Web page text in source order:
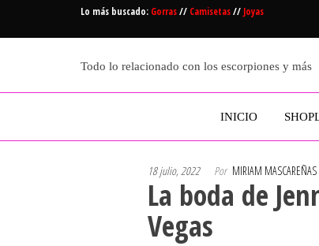
Lo más buscado: Gorras// Camisetas// Joyas
Todo lo relacionado con los escorpiones y más
INICIO
18 julio, 2022 Por MIRIAM MASCAREÑAS
La boda de
Vegas